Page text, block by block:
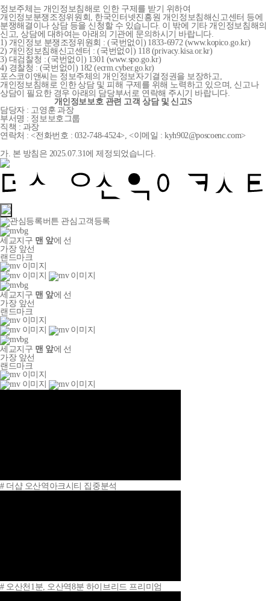
정보주체는 개인정보침해로 인한 구제를 받기 위하여
개인정보분쟁조정위원회, 한국인터넷진흥원 개인정보침해신고센터 등에
분쟁해결이나 상담 등을 신청할 수 있습니다. 이 밖에 기타 개인정보침해의
신고, 상담에 대하여는 아래의 기관에 문의하시기 바랍니다.
1) 개인정보 분쟁조정위원회 : (국번없이) 1833-6972 (www.kopico.go.kr)
2) 개인정보침해신고센터 : (국번없이) 118 (privacy.kisa.or.kr)
3) 대검찰청 : (국번없이) 1301 (www.spo.go.kr)
4) 경찰청 : (국번없이) 182 (ecrm.cyber.go.kr)
포스코이앤씨는 정보주체의 개인정보자기결정권을 보장하고,
개인정보침해로 인한 상담 및 피해 구제를 위해 노력하고 있으며, 신고나
상담이 필요한 경우 아래의 담당부서로 연락해 주시기 바랍니다.
개인정보보호 관련 고객 상담 및 신고S
담당자 : 고영훈 과장
부서명 : 정보보호그룹
직책 : 과장
연락처 : <전화번호 : 032-748-4524>, <이메일 : kyh902@poscoenc.com>
가. 본 방침은 2025.07.31에 제정되었습니다.
관심고객등록
세교지구 맨 앞에 선
가장 앞선
랜드마크
세교지구 맨 앞에 선
가장 앞선
랜드마크
세교지구 맨 앞에 선
가장 앞선
랜드마크
# 더샵 오산역아크시티 집중분석
# 오산천1분, 오산역8분 하이브리드 프리미엄